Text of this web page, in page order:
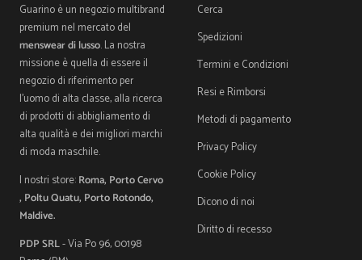
Guarino è un negozio multibrand
premium nel mercato del
menswear di lusso. La nostra
missione è quella di essere il
negozio di riferimento per
l'uomo di alta classe, alla ricerca
di prodotti di abbigliamento di
alta qualità e dei migliori marchi
di moda maschile.
I nostri store:Roma, Porto Cervo
, Poltu Quatu, Porto Rotondo,
Maldive.
PDP SRL- Via Po 96, 00198
Cerca
Spedizioni
Termini e Condizioni
Resi e Rimborsi
Metodi di pagamento
Privacy Policy
Cookie Policy
Dicono di noi
Diritto di recesso